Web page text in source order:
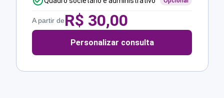
A partir deR$ 30,00
Personalizar consulta